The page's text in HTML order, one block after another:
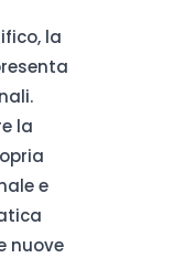
la
la
e
nuove